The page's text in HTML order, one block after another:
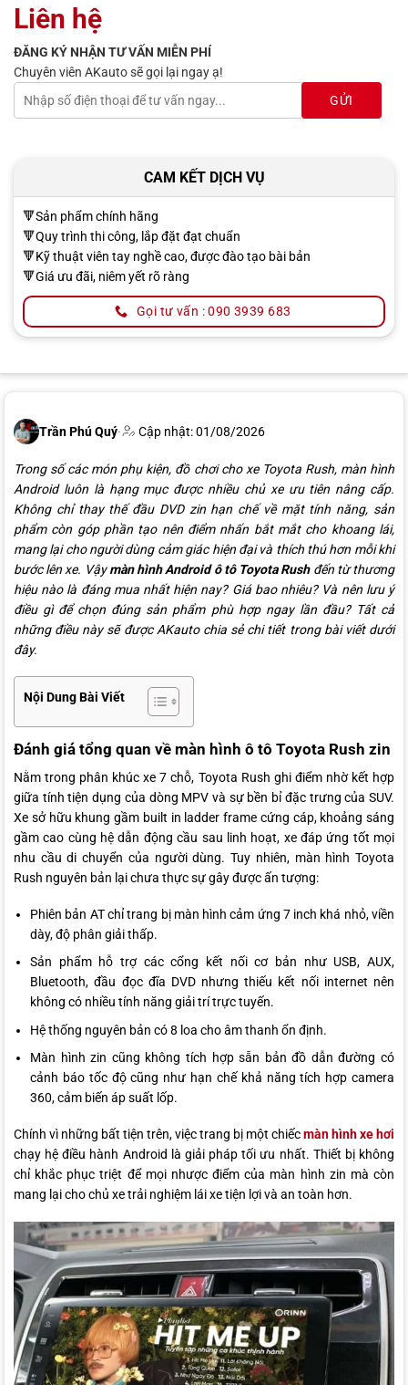
5.0
trên 5
dựa trên
2
Liên hệ
ĐĂNG KÝ NHẬN TƯ VẤN MIỄN PHÍ
Chuyên viên AKauto sẽ gọi lại ngay ạ!
CAM KẾT DỊCH VỤ
🔻Sản phẩm chính hãng
🔻Quy trình thi công, lắp đặt đạt chuẩn
🔻Kỹ thuật viên tay nghề cao, được đào tạo bài bản
🔻Giá ưu đãi, niêm yết rõ ràng
Gọi tư vấn : 090 3939 683
Trần Phú Quý· Cập nhật: 01/08/2026
Trong số các món phụ kiện, đồ chơi cho xe Toyota Rush, màn hình
Android luôn là hạng mục được nhiều chủ xe ưu tiên nâng cấp.
Không chỉ thay thế đầu DVD zin hạn chế về mặt tính năng, sản
phẩm còn góp phần tạo nên điểm nhấn bắt mắt cho khoang lái,
mang lại cho người dùng cảm giác hiện đại và thích thú hơn mỗi khi
bước lên xe. Vậymàn hình Android ô tô Toyota Rushđến từ thương
hiệu nào là đáng mua nhất hiện nay? Giá bao nhiêu? Và nên lưu ý
điều gì để chọn đúng sản phẩm phù hợp ngay lần đầu? Tất cả
những điều này sẽ được AKauto chia sẻ chi tiết trong bài viết dưới
đây.
Nội Dung Bài Viết
Đánh giá tổng quan về màn hình ô tô Toyota Rush zin
Nằm trong phân khúc xe 7 chỗ, Toyota Rush ghi điểm nhờ kết hợp
giữa tính tiện dụng của dòng MPV và sự bền bỉ đặc trưng của SUV.
Xe sở hữu khung gầm built in ladder frame cứng cáp, khoảng sáng
gầm cao cùng hệ dẫn động cầu sau linh hoạt, xe đáp ứng tốt mọi
nhu cầu di chuyển của người dùng. Tuy nhiên, màn hình Toyota
Rush nguyên bản lại chưa thực sự gây được ấn tượng:
Phiên bản AT chỉ trang bị màn hình cảm ứng 7 inch khá nhỏ, viền
dày, độ phân giải thấp.
Sản phẩm hỗ trợ các cổng kết nối cơ bản như USB, AUX,
Bluetooth, đầu đọc đĩa DVD nhưng thiếu kết nối internet nên
không có nhiều tính năng giải trí trực tuyến.
Hệ thống nguyên bản có 8 loa cho âm thanh ổn định.
Màn hình zin cũng không tích hợp sẵn bản đồ dẫn đường có
cảnh báo tốc độ cũng như hạn chế khả năng tích hợp camera
360, cảm biến áp suất lốp.
Chính vì những bất tiện trên, việc trang bị một chiếcmàn hình xe hơi
chạy hệ điều hành Android là giải pháp tối ưu nhất. Thiết bị không
chỉ khắc phục triệt để mọi nhược điểm của màn hình zin mà còn
mang lại cho chủ xe trải nghiệm lái xe tiện lợi và an toàn hơn.